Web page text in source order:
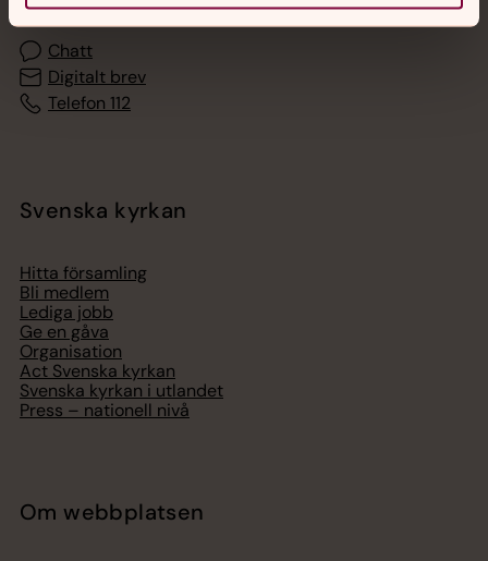
Chatt
Digitalt brev
Telefon 112
Svenska kyrkan
Hitta församling
Bli medlem
Lediga jobb
Ge en gåva
Organisation
Act Svenska kyrkan
Svenska kyrkan i utlandet
Press – nationell nivå
Om webbplatsen